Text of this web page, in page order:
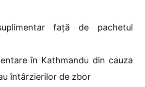
față de pachetul
în Kathmandu din cauza
întârzierilor de zbor